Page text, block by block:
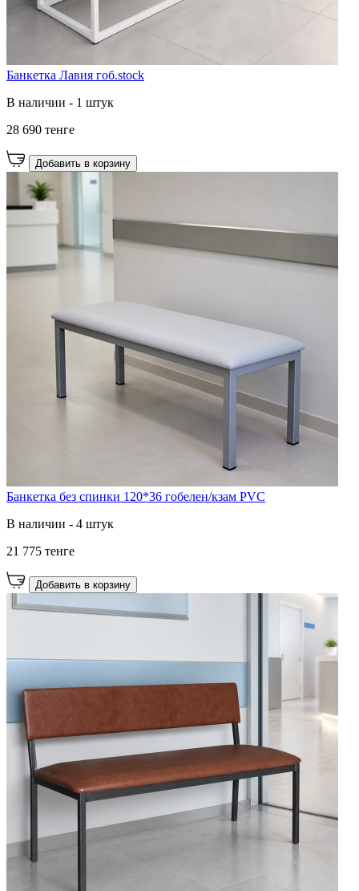
Банкетка Лавия гоб.stock
В наличии - 1 штук
28 690 тенге
Добавить в корзину
Банкетка без спинки 120*36 гобелен/кзам PVC
В наличии - 4 штук
21 775 тенге
Добавить в корзину